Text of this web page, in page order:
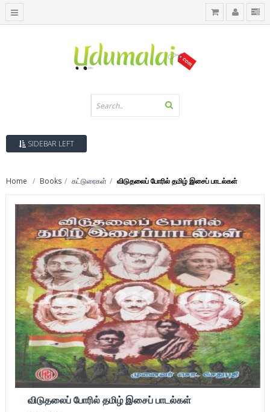
SIDEBAR LEFT
Home Books கட்டுரைகள் விடுதலைப் போரில் தமிழ் இசைப் பாடல்கள்
விடுதலைப் போரில் தமிழ் இசைப் பாடல்கள்